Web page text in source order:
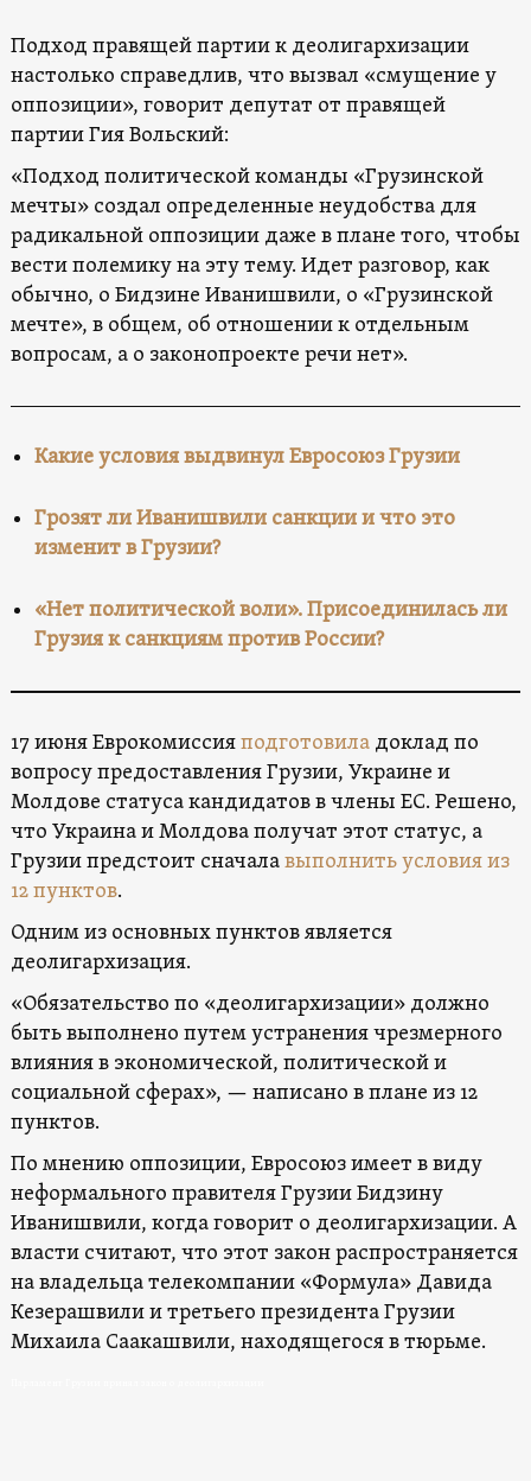
Подход правящей партии к деолигархизации
настолько справедлив, что вызвал «смущение у
оппозиции», говорит депутат от правящей
партии Гия Вольский:
«Подход политической команды «Грузинской
мечты» создал определенные неудобства для
радикальной оппозиции даже в плане того, чтобы
вести полемику на эту тему. Идет разговор, как
обычно, о Бидзине Иванишвили, о «Грузинской
мечте», в общем, об отношении к отдельным
вопросам, а о законопроекте речи нет».
Какие условия выдвинул Евросоюз Грузии
Грозят ли Иванишвили санкции и что это
изменит в Грузии?
«Нет политической воли». Присоединилась ли
Грузия к санкциям против России?
17 июня Еврокомиссияподготовиладоклад по
вопросу предоставления Грузии, Украине и
Молдове статуса кандидатов в члены ЕС. Решено,
что Украина и Молдова получат этот статус, а
Грузии предстоит сначалавыполнить условия из
12 пунктов.
Одним из основных пунктов является
деолигархизация.
«Обязательство по «деолигархизации» должно
быть выполнено путем устранения чрезмерного
влияния в экономической, политической и
социальной сферах», — написано в плане из 12
пунктов.
По мнению оппозиции, Евросоюз имеет в виду
неформального правителя Грузии Бидзину
Иванишвили, когда говорит о деолигархизации. А
власти считают, что этот закон распространяется
на владельца телекомпании «Формула» Давида
Кезерашвили и третьего президента Грузии
Михаила Саакашвили, находящегося в тюрьме.